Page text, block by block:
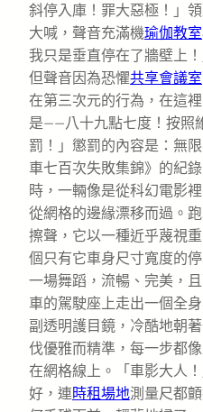
斜停入庫！罪大惡極！」
大喊，聲音充滿機瑜伽教室
我只是垂直停在了牆壁上
但聲音因為恐懼共享會議室
在第三次元的行為，在這
是——八十九點七度！按照
罰！」懲罰的內容是：無
車七百次失敗集錦》的紀
時，一輛像是從科幻電影
從網格的邊緣漂移而過。
擦聲，它以一種近乎蔑視
個只有它車身尺寸寬度的
一場舞蹈，流暢、完美，
車的駕駛座上走出一個全
副透明護目鏡，冷酷地朝
伐優雅而精準，每一步都
在網格線上。「車影大人
好，連時租場地測量尺都